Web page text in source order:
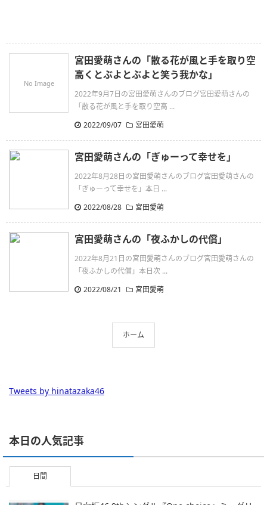
No Image
宮田愛萌さんの「散る花が風と手を取り空
高くとぶよとぶよと笑う我かな」
2022年9月7日の宮田愛萌さんのブログ宮田愛萌さんの
「散る花が風と手を取り空高 ...
2022/09/07
宮田愛萌
宮田愛萌さんの「ぎゅーって幸せを」
2022年8月28日の宮田愛萌さんのブログ宮田愛萌さんの
「ぎゅーって幸せを」本日 ...
2022/08/28
宮田愛萌
宮田愛萌さんの「夜ふかしの代償」
2022年8月21日の宮田愛萌さんのブログ宮田愛萌さんの
「夜ふかしの代償」本日次 ...
2022/08/21
宮田愛萌
ホーム
Tweets by hinatazaka46
本日の人気記事
日間